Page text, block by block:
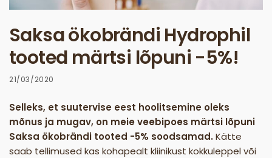
Saksa ökobrändi Hydrophil
tooted märtsi lõpuni -5%!
21/03/2020
Selleks, et suutervise eest hoolitsemine oleks
mõnus ja mugav, on meie veebipoes märtsi lõpuni
Saksa ökobrändi tooted -5% soodsamad.Kätte
saab tellimused kas kohapealt kliinikust kokkuleppel või